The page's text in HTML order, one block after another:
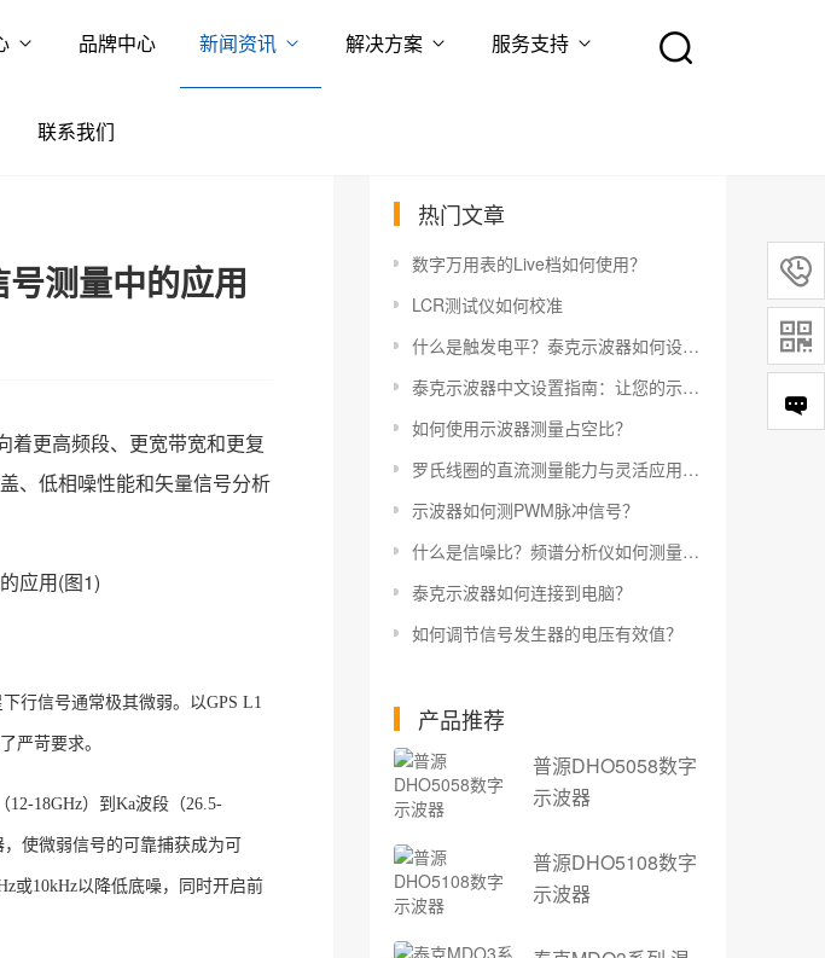
品牌中心 新闻资讯 解决方案 服务支持
联系我们
测量中的应用
着更高频段、更宽带宽和更复
、低相噪性能和矢量信号分析
行信号通常极其微弱。以GPS L1
严苛要求。
18GHz）到Ka波段（26.5-
使微弱信号的可靠捕获成为可
或10kHz以降低底噪，同时开启前
热门文章
数字万用表的Live档如何使用？
LCR测试仪如何校准
什么是触发电平？泰克示波器如何设置触发电平？
泰克示波器中文设置指南：让您的示波器更易于使用
如何使用示波器测量占空比？
罗氏线圈的直流测量能力与灵活应用指南
示波器如何测PWM脉冲信号？
什么是信噪比？频谱分析仪如何测量信噪比？
泰克示波器如何连接到电脑？
如何调节信号发生器的电压有效值？
产品推荐
普源DHO5058数字
示波器
普源DHO5108数字
示波器

